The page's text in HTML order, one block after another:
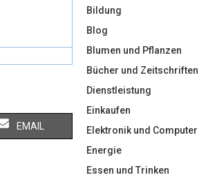
S
EMAIL
Bildung
Blog
Blumen und Pflanzen
Bücher und Zeitschriften
Dienstleistung
Einkaufen
Elektronik und Computer
Energie
Essen und Trinken